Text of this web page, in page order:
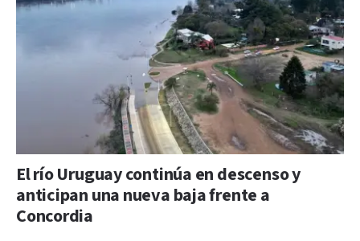
El río Uruguay continúa en descenso y
anticipan una nueva baja frente a
Concordia